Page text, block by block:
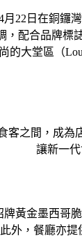
月22日在銅
，配合品牌
大堂區（
之間，成
讓新一代
黃金墨西
外，餐廳亦提